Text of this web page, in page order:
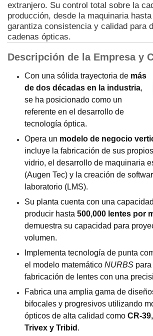
extranjero. Su control total sobre la
producción, desde la maquinaria
garantiza consistencia y calidad para
cadenas ópticas.
Descripción de la Empresa y
Con una sólida trayectoria de más
de dos décadas en la industria,
se ha posicionado como un
referente en el desarrollo de
tecnología óptica.
Opera un modelo de negocio
incluye la fabricación de sus
vidrio, el desarrollo de maquinaria
(Augen Tec) y la creación de
laboratorio (LMS).
Su planta cuenta con una
producir hasta 500,000 lentes por
demuestra su capacidad para
volumen.
Implementa tecnología de punta
el modelo matemático NURBS
fabricación de lentes con una
Fabrica una amplia gama de
bifocales y progresivos utilizando
ópticos de alta calidad como CR-
Trivex y Tribid .